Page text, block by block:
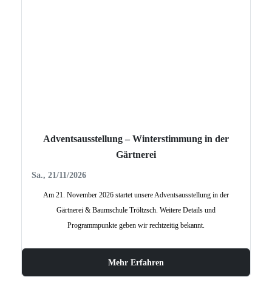
Adventsausstellung – Winterstimmung in der
Gärtnerei
Sa., 21/11/2026
Am 21. November 2026 startet unsere Adventsausstellung in der
Gärtnerei & Baumschule Tröltzsch. Weitere Details und
Programmpunkte geben wir rechtzeitig bekannt.
Mehr Erfahren